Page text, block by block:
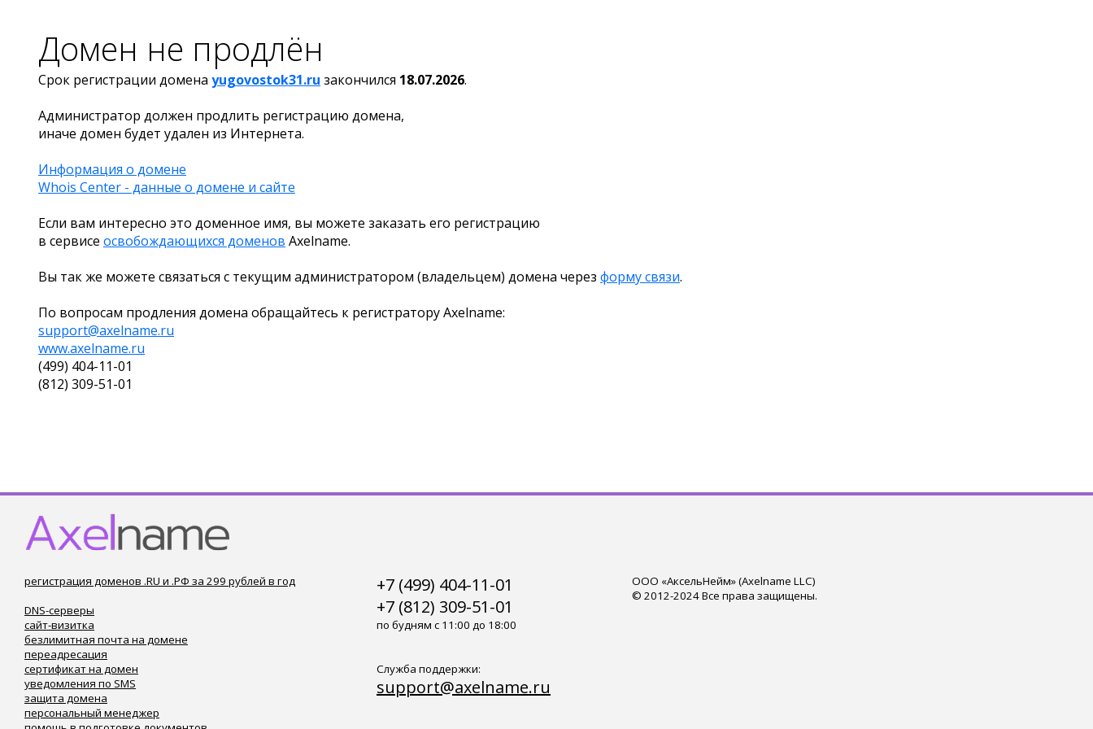
Домен не продлён
Срок регистрации домена yugovostok31.ru закончился 18.07.2026.
Администратор должен продлить регистрацию домена,
иначе домен будет удален из Интернета.
Информация о домене
Whois Center - данные о домене и сайте
Если вам интересно это доменное имя, вы можете заказать его регистрацию
в сервисе освобождающихся доменов Axelname.
Вы так же можете связаться с текущим администратором (владельцем) домена через форму связи.
По вопросам продления домена обращайтесь к регистратору Axelname:
support@axelname.ru
www.axelname.ru
(499) 404-11-01
(812) 309-51-01
регистрация доменов .RU и .РФ за 299 рублей в год
DNS-серверы
сайт-визитка
безлимитная почта на домене
переадресация
сертификат на домен
уведомления по SMS
защита домена
персональный менеджер
+7 (499) 404-11-01
+7 (812) 309-51-01
по будням с 11:00 до 18:00
Служба поддержки:
support@axelname.ru
ООО «АксельНейм» (Axelname LLC)
© 2012-2024 Все права защищены.